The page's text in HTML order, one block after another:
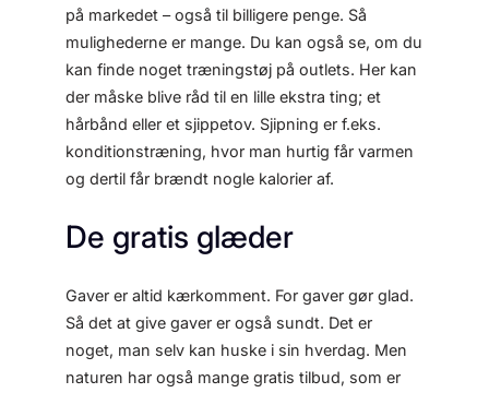
på markedet – også til billigere penge. Så
mulighederne er mange. Du kan også se, om du
kan finde noget træningstøj på outlets. Her kan
der måske blive råd til en lille ekstra ting; et
hårbånd eller et sjippetov. Sjipning er f.eks.
konditionstræning, hvor man hurtig får varmen
og dertil får brændt nogle kalorier af.
De gratis glæder
Gaver er altid kærkomment. For gaver gør glad.
Så det at give gaver er også sundt. Det er
noget, man selv kan huske i sin hverdag. Men
naturen har også mange gratis tilbud, som er